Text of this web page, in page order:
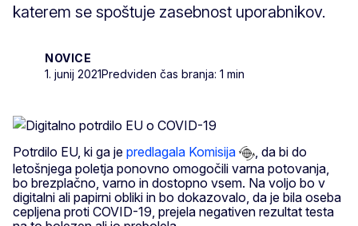
katerem se spoštuje zasebnost uporabnikov.
NOVICE
1. junij 2021Predviden čas branja: 1 min
Potrdilo EU, ki ga je predlagala Komisija
, da bi do
letošnjega poletja ponovno omogočili varna potovanja,
bo brezplačno, varno in dostopno vsem. Na voljo bo v
digitalni ali papirni obliki in bo dokazovalo, da je bila oseba
cepljena proti COVID-19, prejela negativen rezultat testa